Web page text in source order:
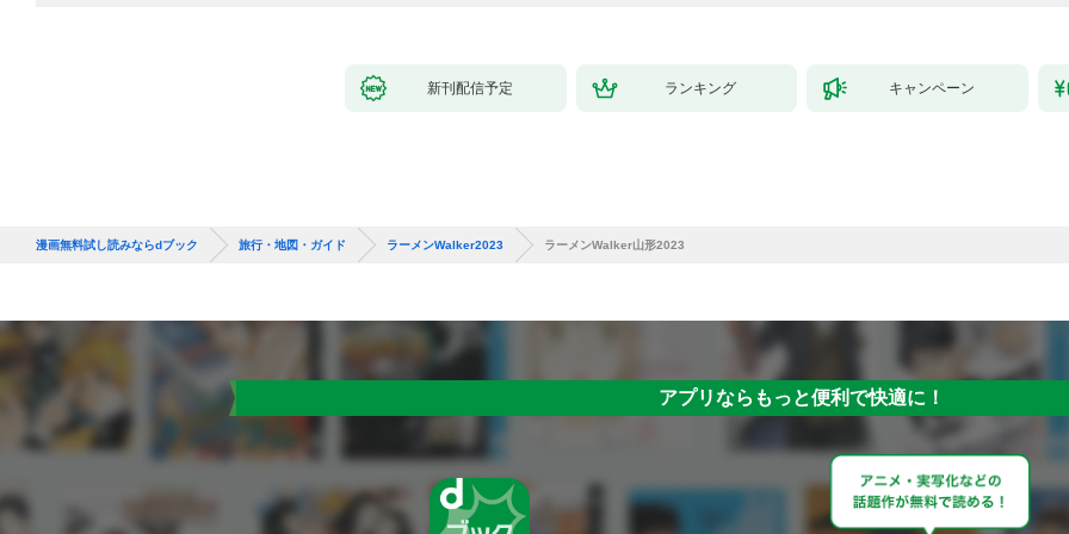
新刊配信予定 ランキング キャンペーン
漫画無料試し読みならdブック 旅行・地図・ガイド ラーメンWalker2023 ラーメンWalker山形2023
アプリならもっと便利で快適に！